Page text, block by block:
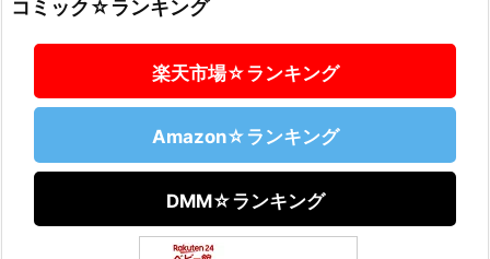
コミック☆ランキング
楽天市場☆ランキング
Amazon☆ランキング
DMM☆ランキング